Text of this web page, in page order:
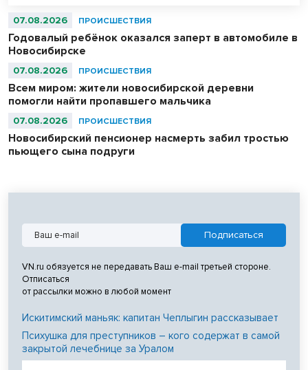
07.08.2026 ПРОИСШЕСТВИЯ
Годовалый ребёнок оказался заперт в автомобиле в
Новосибирске
07.08.2026 ПРОИСШЕСТВИЯ
Всем миром: жители новосибирской деревни
помогли найти пропавшего мальчика
07.08.2026 ПРОИСШЕСТВИЯ
Новосибирский пенсионер насмерть забил тростью
пьющего сына подруги
VN.ru обязуется не передавать Ваш e-mail третьей стороне.
Отписаться
от рассылки можно в любой момент
Искитимский маньяк: капитан Чеплыгин рассказывает
Психушка для преступников – кого содержат в самой
закрытой лечебнице за Уралом